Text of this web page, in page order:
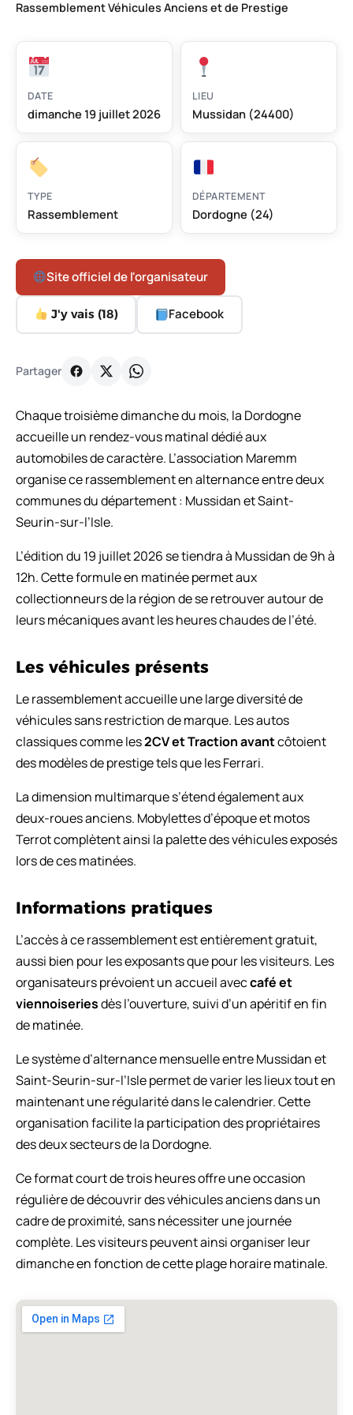
Rassemblement Véhicules Anciens et de Prestige
DATE
dimanche 19 juillet 2026
LIEU
Mussidan (24400)
TYPE
Rassemblement
DÉPARTEMENT
Dordogne (24)
Site officiel de l'organisateur
J'y vais (18) Facebook
Partager
Chaque troisième dimanche du mois, la Dordogne
accueille un rendez-vous matinal dédié aux
automobiles de caractère. L’association Maremm
organise ce rassemblement en alternance entre deux
communes du département : Mussidan et Saint-
Seurin-sur-l’Isle.
L’édition du 19 juillet 2026 se tiendra à Mussidan de 9h à
12h. Cette formule en matinée permet aux
collectionneurs de la région de se retrouver autour de
leurs mécaniques avant les heures chaudes de l’été.
Les véhicules présents
Le rassemblement accueille une large diversité de
véhicules sans restriction de marque. Les autos
classiques comme les2CV et Traction avantcôtoient
des modèles de prestige tels que les Ferrari.
La dimension multimarque s’étend également aux
deux-roues anciens. Mobylettes d’époque et motos
Terrot complètent ainsi la palette des véhicules exposés
lors de ces matinées.
Informations pratiques
L’accès à ce rassemblement est entièrement gratuit,
aussi bien pour les exposants que pour les visiteurs. Les
organisateurs prévoient un accueil aveccafé et
viennoiseriesdès l’ouverture, suivi d’un apéritif en fin
de matinée.
Le système d’alternance mensuelle entre Mussidan et
Saint-Seurin-sur-l’Isle permet de varier les lieux tout en
maintenant une régularité dans le calendrier. Cette
organisation facilite la participation des propriétaires
des deux secteurs de la Dordogne.
Ce format court de trois heures offre une occasion
régulière de découvrir des véhicules anciens dans un
cadre de proximité, sans nécessiter une journée
complète. Les visiteurs peuvent ainsi organiser leur
dimanche en fonction de cette plage horaire matinale.